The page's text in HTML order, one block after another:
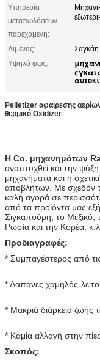
Υπηρεσία
μεταπωλήσεων
παρεχόμενη:
Λιμένας:
Σαγκάη
Υψηλό φως:
Pelletizer αφαίρεσης
θερμικό Oxidizer
Η Co. μηχανημάτων
αναπτυχθεί και την
μηχανήματα και η
αποβλήτων. Με σχεδόν
καλή αγορά σε
από τα προϊόντα μας
Σιγκαπούρη, το Μεξικό,
Ρωσία και την Κορέα,
Προδιαγραφές:
* Συμπαγέστερος από
* Δαπάνες χαμηλός-
* Μακριά διάρκεια ζωής
* Καμία αλλαγή στην
Σκοπός: